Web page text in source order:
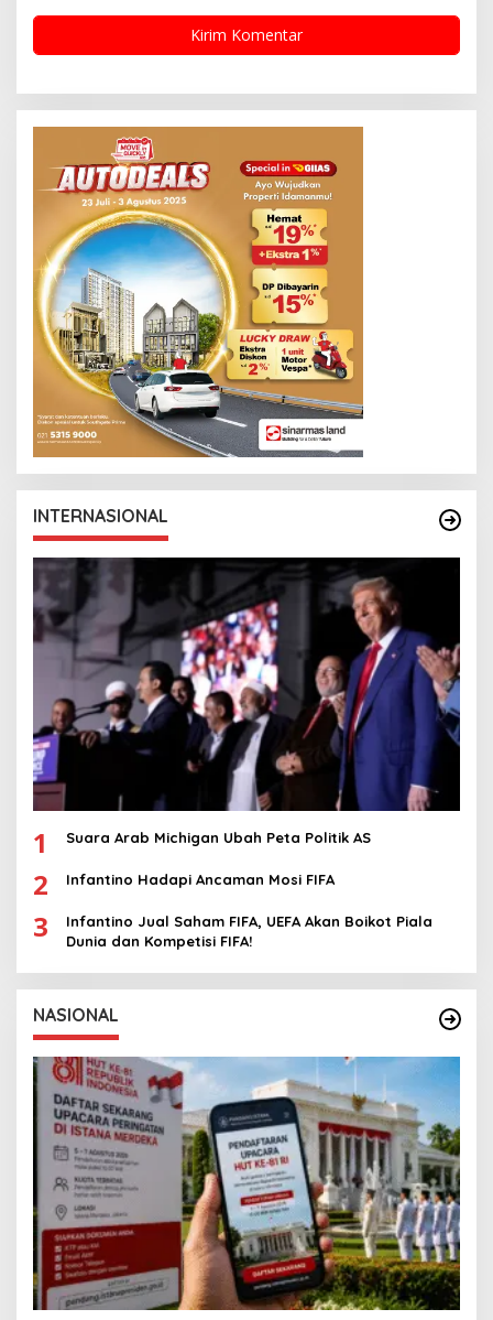
INTERNASIONAL
1 Suara Arab Michigan Ubah Peta Politik AS
2 Infantino Hadapi Ancaman Mosi FIFA
3
Infantino Jual Saham FIFA, UEFA Akan Boikot Piala
Dunia dan Kompetisi FIFA!
NASIONAL